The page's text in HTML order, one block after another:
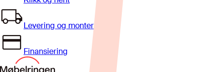
Levering og montering
Finansiering